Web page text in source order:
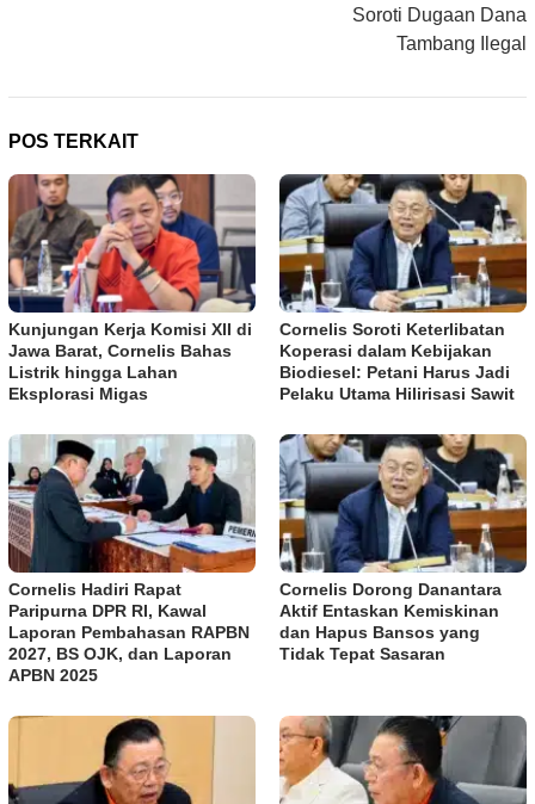
Soroti Dugaan Dana
Tambang Ilegal
POS TERKAIT
Kunjungan Kerja Komisi XII di
Jawa Barat, Cornelis Bahas
Listrik hingga Lahan
Eksplorasi Migas
Cornelis Soroti Keterlibatan
Koperasi dalam Kebijakan
Biodiesel: Petani Harus Jadi
Pelaku Utama Hilirisasi Sawit
Cornelis Hadiri Rapat
Paripurna DPR RI, Kawal
Laporan Pembahasan RAPBN
2027, BS OJK, dan Laporan
APBN 2025
Cornelis Dorong Danantara
Aktif Entaskan Kemiskinan
dan Hapus Bansos yang
Tidak Tepat Sasaran